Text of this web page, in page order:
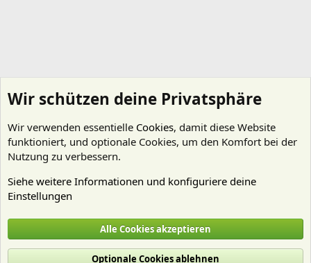
Cookies
Deutsch (Du)
Nutzungsbedingungen
Datenschutz Hilfe und Impressum
Wir schützen deine Privatsphäre
Wir verwenden essentielle Cookies, damit diese Website
funktioniert, und optionale Cookies, um den Komfort bei der
Nutzung zu verbessern.
Siehe weitere Informationen und konfiguriere deine
Einstellungen
Alle Cookies akzeptieren
Optionale Cookies ablehnen